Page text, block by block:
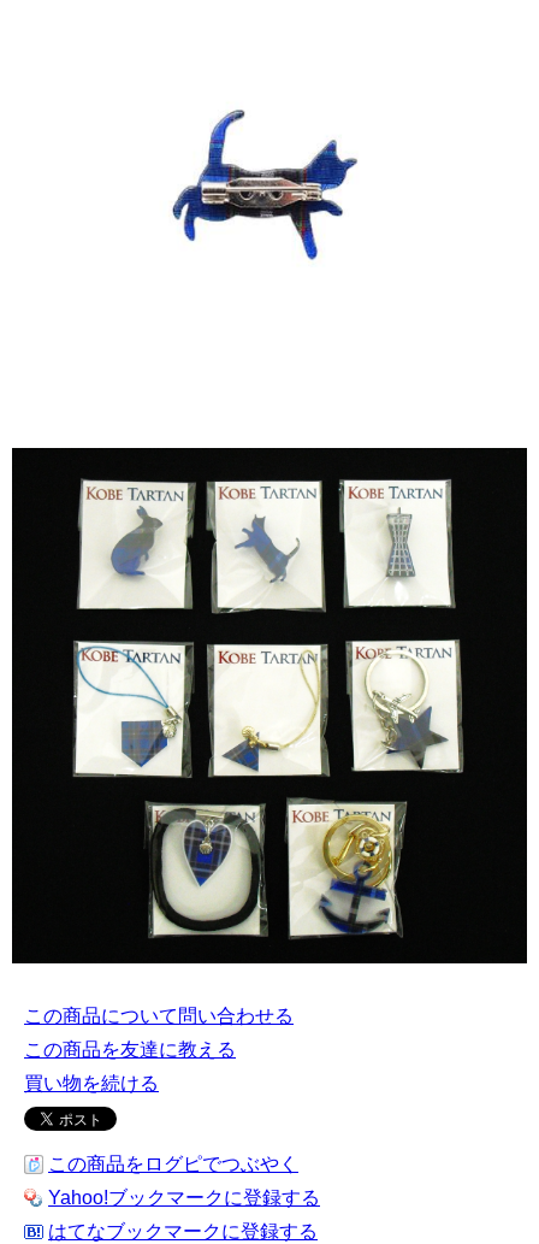
この商品について問い合わせる
この商品を友達に教える
買い物を続ける
この商品をログピでつぶやく
Yahoo!ブックマークに登録する
はてなブックマークに登録する